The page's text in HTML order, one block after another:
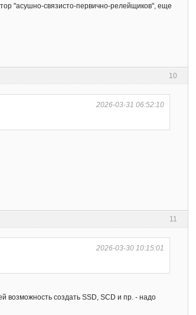
"асушно-связисто-первично-релейщиков", еще
10
2026-03-31 06:52:10
11
2026-03-30 10:15:01
возможность создать SSD, SCD и пр. - надо